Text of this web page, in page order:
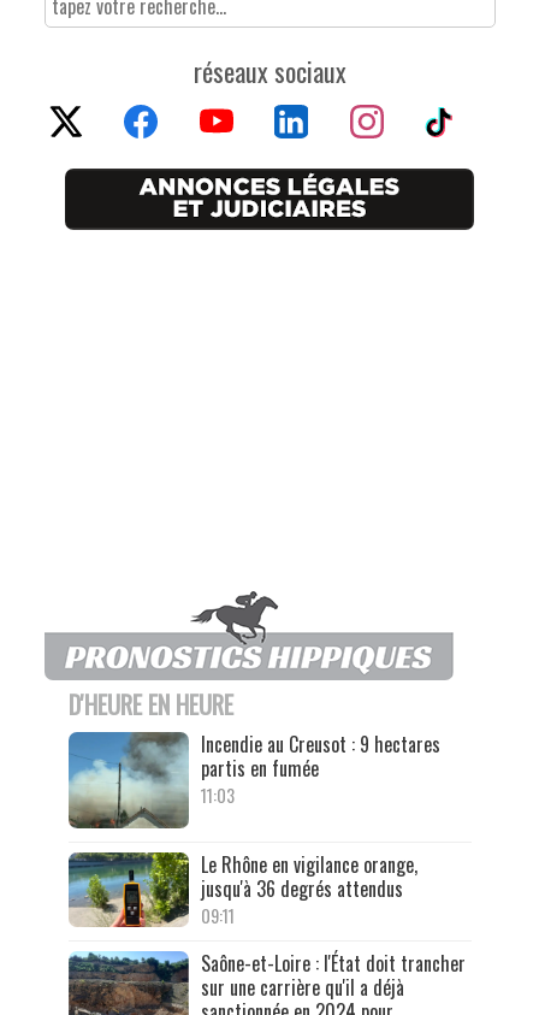
réseaux sociaux
D'HEURE EN HEURE
Incendie au Creusot : 9 hectares
partis en fumée
11:03
Le Rhône en vigilance orange,
jusqu'à 36 degrés attendus
09:11
Saône-et-Loire : l'État doit trancher
sur une carrière qu'il a déjà